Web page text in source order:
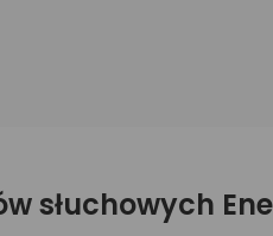
słuchowych